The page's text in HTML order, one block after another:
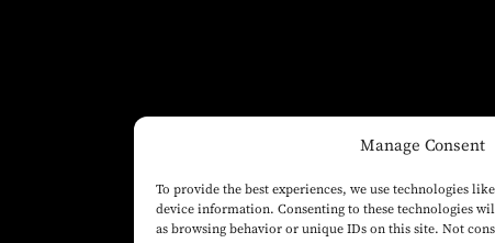
Manage Consent
To provide the best experiences, we use technologies
device information. Consenting to these technologies
as browsing behavior or unique IDs on this site. Not